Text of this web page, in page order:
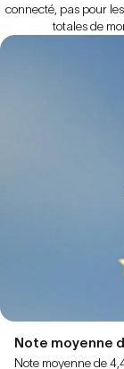
connecté, pas pour
totales de
Note moyenne
Note moyenne de